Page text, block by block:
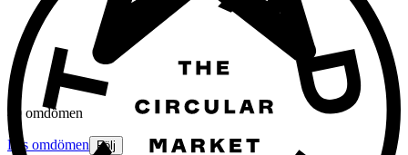
40 omdömen
Läs omdömen Följ